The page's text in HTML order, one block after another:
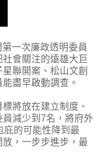
一次廉政透明委員
會關注的遠雄大巨
聯開案、松山文創
盡早啟動調查。
將放在建立制度、
減少到7名，將府外
庇的可能性降到最
，一步步進步，最